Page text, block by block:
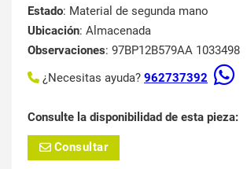
Estado: Material de segunda mano
Ubicación: Almacenada
Observaciones: 97BP12B579AA 1033498
¿Necesitas ayuda? 962737392
Consulte la disponibilidad de esta pieza:
Consultar